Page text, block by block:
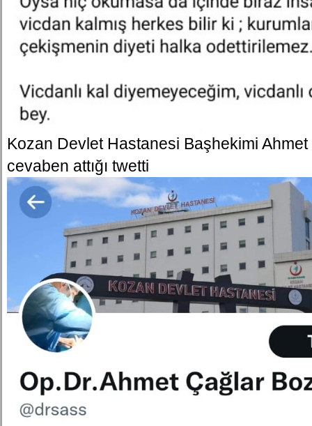
Kozan Devlet Hastanesi Başhekimi Ahmet
cevaben attığı twetti